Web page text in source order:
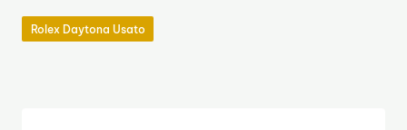
Rolex Daytona Usato